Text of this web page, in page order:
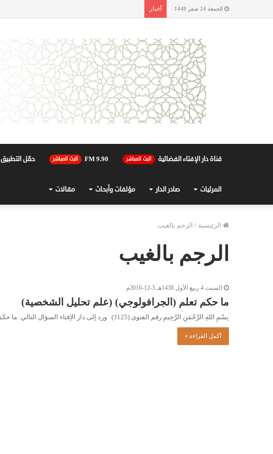
الجمعة 24 صفر 1448 أخبار
قناة دار الإفتاء الفضائية البث المباشر 90.FM 9 البث المباشر حمّل التطبيق
المرئيات صادر الدار مؤلفات وأبحاث مقالات
الرئيسية / الرجم بالغيب
الرجم بالغيب
السبت 4 ربيع الأول 1438هـ 3-12-2016م
ما حكم تعلم (الجرافولوجي) (علم تحليل الشخصية)
بِسْمِ اللهِ الرَّحْمَنِ الرَّحِيمِ رقم الفتوى (3125) ورد إلى دار الإفتاء السؤال التالي: ما حكم تعلم (الجرافولوجي) (علم تحليل…
أكمل القراءة »